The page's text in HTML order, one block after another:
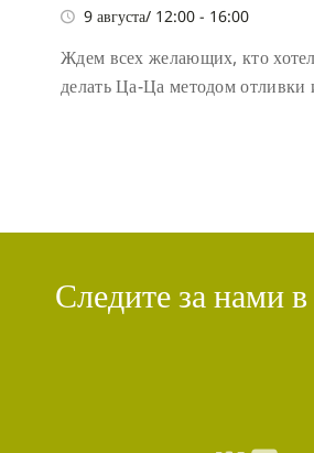
9 августа/ 12:00 - 16:00
Ждем всех желающих, кто
делать Ца-Ца методом отливки
Следите за нами